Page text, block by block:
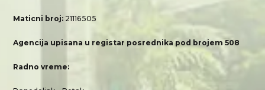
Maticni broj: 21116505
Agencija upisana u registar posrednika pod brojem 508
Radno vreme: